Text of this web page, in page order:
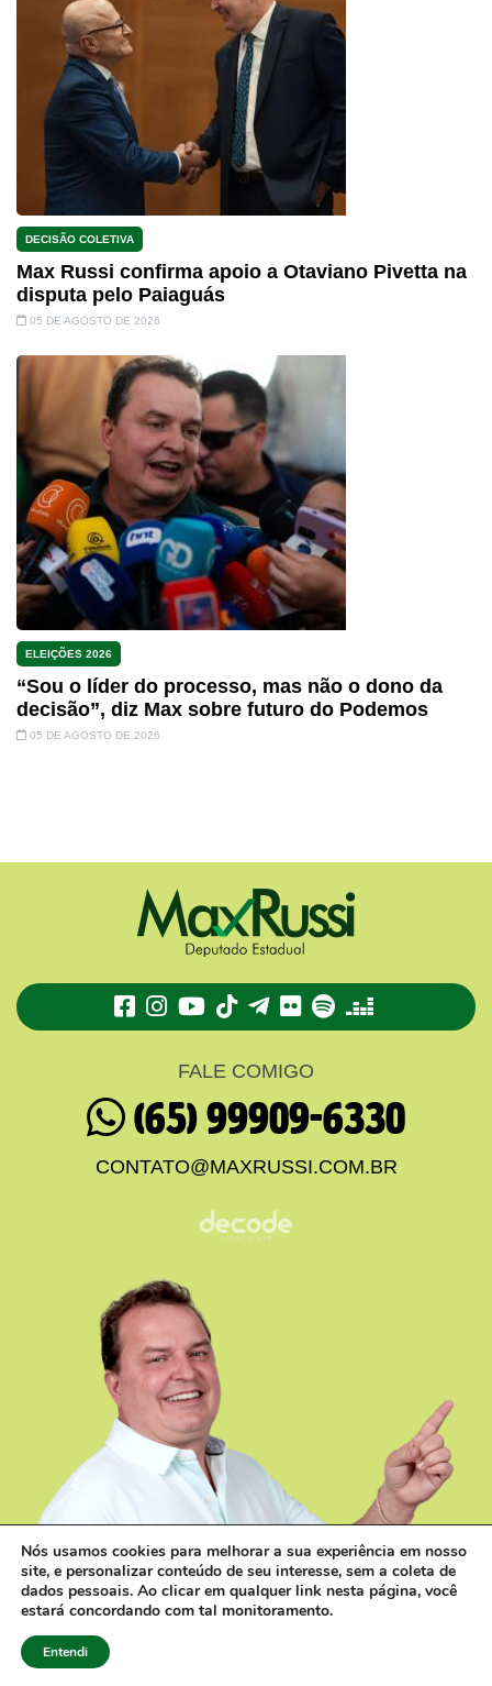
DECISÃO COLETIVA
Max Russi confirma apoio a Otaviano Pivetta na
disputa pelo Paiaguás
05 DE AGOSTO DE 2026
ELEIÇÕES 2026
“Sou o líder do processo, mas não o dono da
decisão”, diz Max sobre futuro do Podemos
05 DE AGOSTO DE 2026
TikTokTelegram
FlickrSpotifyDeezer
FALE COMIGO
(65) 99909-6330
CONTATO@MAXRUSSI.COM.BR
Nós usamos cookies para melhorar a sua experiência em nosso
site, e personalizar conteúdo de seu interesse, sem a coleta de
dados pessoais. Ao clicar em qualquer link nesta página, você
estará concordando com tal monitoramento.
Entendi